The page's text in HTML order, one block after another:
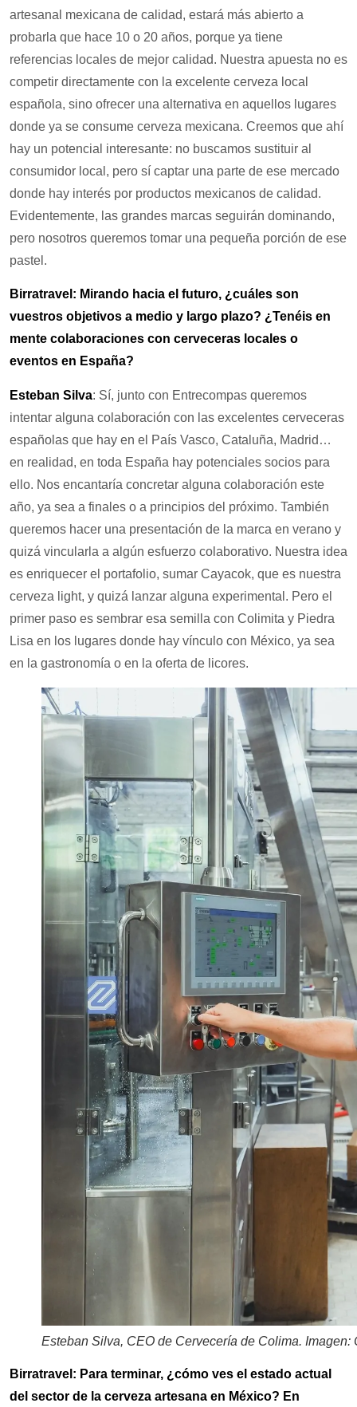
artesanal mexicana de calidad, estará más abierto a
probarla que hace 10 o 20 años, porque ya tiene
referencias locales de mejor calidad. Nuestra apuesta no es
competir directamente con la excelente cerveza local
española, sino ofrecer una alternativa en aquellos lugares
donde ya se consume cerveza mexicana. Creemos que ahí
hay un potencial interesante: no buscamos sustituir al
consumidor local, pero sí captar una parte de ese mercado
donde hay interés por productos mexicanos de calidad.
Evidentemente, las grandes marcas seguirán dominando,
pero nosotros queremos tomar una pequeña porción de ese
pastel.
Birratravel: Mirando hacia el futuro, ¿cuáles son
vuestros objetivos a medio y largo plazo? ¿Tenéis en
mente colaboraciones con cerveceras locales o
eventos en España?
Esteban Silva: Sí, junto con Entrecompas queremos
intentar alguna colaboración con las excelentes cerveceras
españolas que hay en el País Vasco, Cataluña, Madrid…
en realidad, en toda España hay potenciales socios para
ello. Nos encantaría concretar alguna colaboración este
año, ya sea a finales o a principios del próximo. También
queremos hacer una presentación de la marca en verano y
quizá vincularla a algún esfuerzo colaborativo. Nuestra idea
es enriquecer el portafolio, sumar Cayacok, que es nuestra
cerveza light, y quizá lanzar alguna experimental. Pero el
primer paso es sembrar esa semilla con Colimita y Piedra
Lisa en los lugares donde hay vínculo con México, ya sea
en la gastronomía o en la oferta de licores.
Esteban Silva, CEO de Cervecería de Colima. Imagen:
Birratravel: Para terminar, ¿cómo ves el estado actual
del sector de la cerveza artesana en México? En